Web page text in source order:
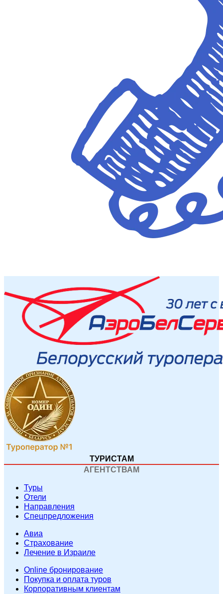
ТУРИСТАМ
АГЕНТСТВАМ
Туры
Отели
Направления
Спецпредложения
Авиа
Страхование
Лечение в Израиле
Online бронирование
Покупка и оплата туров
Корпоративным клиентам